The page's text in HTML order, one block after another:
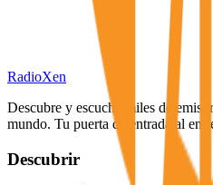
RadioXen
Descubre y escucha miles de
mundo. Tu puerta de entrada al
Descubrir